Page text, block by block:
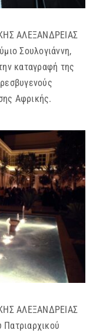
ΑΛΕΞΑΝΔΡΕΙΑΣ
Σουλογιάννη,
καταγραφή της
Αφρικής.
ΑΛΕΞΑΝΔΡΕΙΑΣ